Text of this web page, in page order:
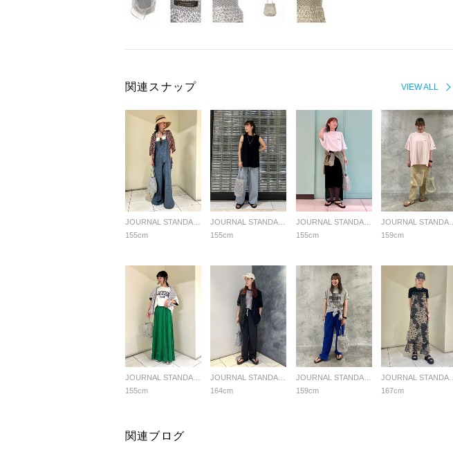
VIEW ALL
関連スナップ
155cm
155cm
JOURNAL STANDARD LADYS
155cm
JOURNAL STANDARD LADYS
159cm
155cm
164cm
JOURNAL STANDARD LADYS
159cm
JOURNAL STANDARD LADYS
167cm
関連ブログ